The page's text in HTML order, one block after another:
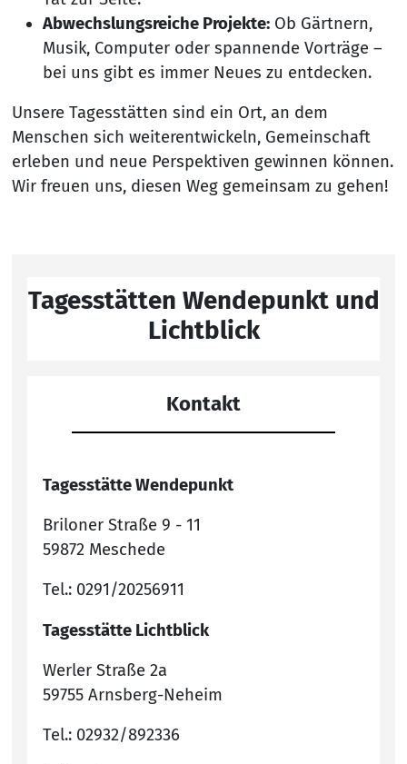
Abwechslungsreiche Projekte: Ob Gärtnern,
Musik, Computer oder spannende Vorträge –
bei uns gibt es immer Neues zu entdecken.
Unsere Tagesstätten sind ein Ort, an dem
Menschen sich weiterentwickeln, Gemeinschaft
erleben und neue Perspektiven gewinnen können.
Wir freuen uns, diesen Weg gemeinsam zu gehen!
Tagesstätten Wendepunkt und
Lichtblick
Kontakt
Tagesstätte Wendepunkt
Briloner Straße 9 - 11
59872 Meschede
Tel.: 0291/20256911
Tagesstätte Lichtblick
Werler Straße 2a
59755 Arnsberg-Neheim
Tel.: 02932/892336